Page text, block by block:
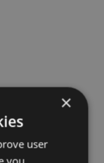
×
user
you